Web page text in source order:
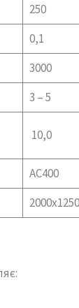
250
0,1
3000
3 – 5
10,0
AC400